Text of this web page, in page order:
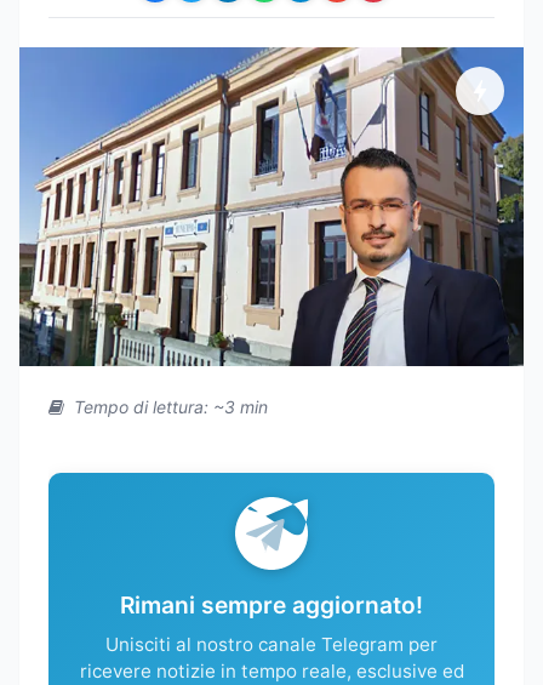
Tempo di lettura: ~3 min
Rimani sempre aggiornato!
Unisciti al nostro canale Telegram per
ricevere notizie in tempo reale, esclusive ed